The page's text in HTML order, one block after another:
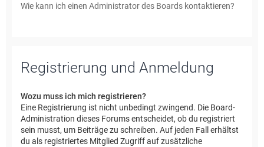
Wie kann ich einen Administrator des Boards kontaktieren?
Registrierung und Anmeldung
Wozu muss ich mich registrieren?
Eine Registrierung ist nicht unbedingt zwingend. Die Board-
Administration dieses Forums entscheidet, ob du registriert
sein musst, um Beiträge zu schreiben. Auf jeden Fall erhältst
du als registriertes Mitglied Zugriff auf zusätzliche